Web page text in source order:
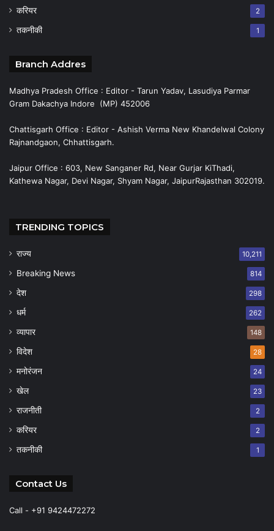
करियर 2
तकनीकी 1
Branch Addres
Madhya Pradesh Office : Editor - Tarun Yadav, Lasudiya Parmar
Gram Dakachya Indore (MP) 452006
Chattisgarh Office : Editor - Ashish Verma New Khandelwal Colony
Rajnandgaon, Chhattisgarh.
Jaipur Office : 603, New Sanganer Rd, Near Gurjar KiThadi,
Kathewa Nagar, Devi Nagar, Shyam Nagar, JaipurRajasthan 302019.
TRENDING TOPICS
राज्य 10,211
Breaking News 814
देश 298
धर्म 262
व्यापार 148
विदेश 28
मनोरंजन 24
खेल 23
राजनीती 2
करियर 2
तकनीकी 1
Contact Us
Call - +91 9424472272